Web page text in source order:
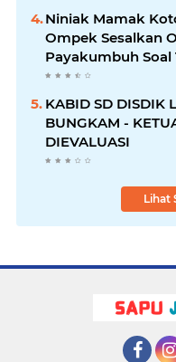
Pidana
Niniak Mamak
Ompek Sesalkan
Payakumbuh Soal
Demi Jabatan
KABID SD DISDIK
BUNGKAM -
DIEVALUASI
Lihat